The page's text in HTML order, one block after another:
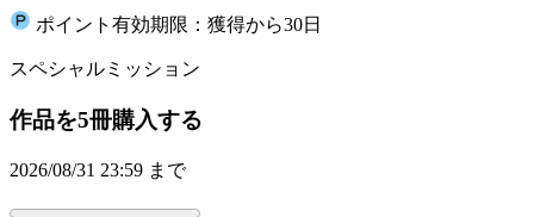
ポイント有効期限：獲得から30日
スペシャルミッション
作品を5冊購入する
2026/08/31 23:59 まで